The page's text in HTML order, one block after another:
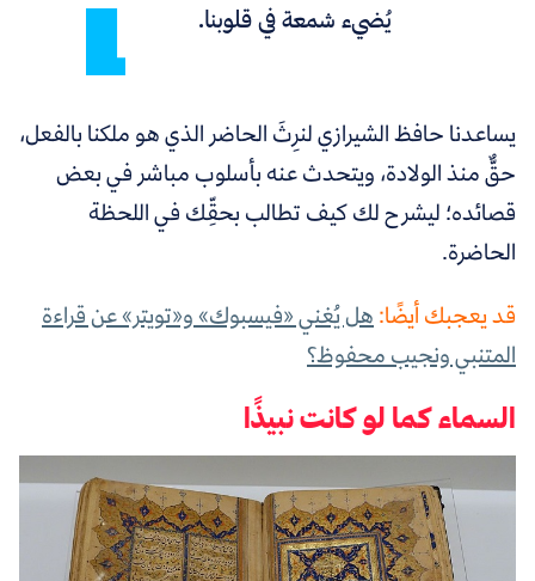
يُضيء شمعة في قلوبنا.
يساعدنا حافظ الشيرازي لنرِثَ الحاضر الذي هو ملكنا بالفعل،
حقٌّ منذ الولادة، ويتحدث عنه بأسلوب مباشر في بعض
قصائده؛ ليشرح لك كيف تطالب بحقِّك في اللحظة
الحاضرة.
قد يعجبك أيضًا:هل يُغني «فيسبوك» و«تويتر» عن قراءة
المتنبي ونجيب محفوظ؟
السماء كما لو كانت نبيذًا